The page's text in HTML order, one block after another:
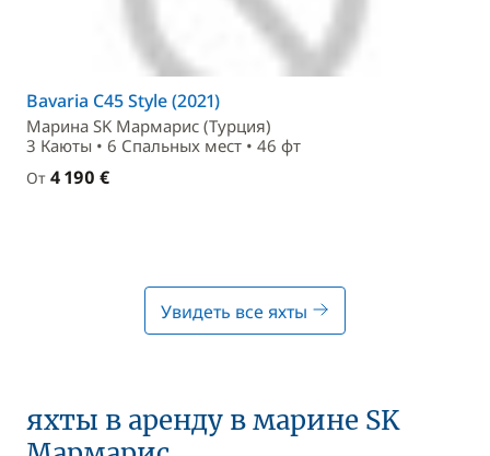
Bavaria C45 Style (2021)
Маринa SK Мармарис (Турция)
3 Каюты • 6 Спальныx мест • 46 фт
От 4 190 €
Увидеть все яхты
яхты в аренду в марине SK